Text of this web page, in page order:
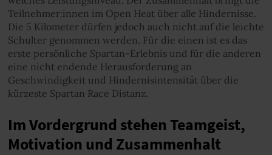
Teilnehmer:innen im Open Heat über alle Hindernisse.
Die 5 Kilometer dürfen jedoch auch nicht auf die leichte
Schulter genommen werden. Für die einen ist es das
erste persönliche Spartan-Erlebnis und für die anderen
eine nicht endende Herausforderung an
Geschwindigkeit und Hindernisintensität über die
kürzeste Spartan Race Distanz.
Im Vordergrund stehen Teamgeist,
Motivation und Zusammenhalt